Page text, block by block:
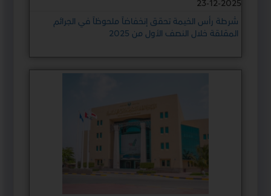
23-12-2025
شرطة رأس الخيمة تحقق إنخفاضاً ملحوظاً في الجرائم
المقلقة خلال النصف الأول من 2025